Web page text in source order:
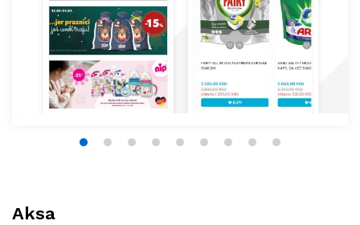
1 2 3 4 5 6 7 8 9
Aksa